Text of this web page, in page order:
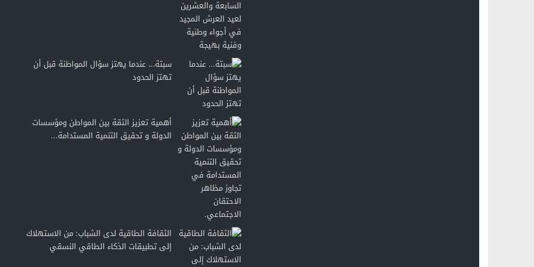
سبتة… عندما يهتز سؤال المواطنة قبل أن
تهتز الحدود
أهمية تعزيز الثقة بين المواطن ومؤسسات
الدولة و تحقيق التنمية المستدامة...
الثقافة الطاقية لدى الشباب: من الاستهلاك
إلى تطبيقات الذكاء الطاقي النسقي